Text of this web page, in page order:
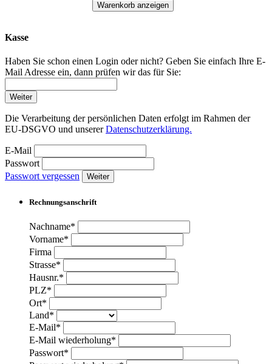
Warenkorb anzeigen
Kasse
Haben Sie schon einen Login oder nicht? Geben Sie einfach Ihre E-
Mail Adresse ein, dann prüfen wir das für Sie:
Weiter
Die Verarbeitung der persönlichen Daten erfolgt im Rahmen der
EU-DSGVO und unsererDatenschutzerklärung.
E-Mail
Passwort
Passwort vergessen
Weiter
Rechnungsanschrift
Nachname*
Vorname*
Firma
Strasse*
Hausnr.*
PLZ*
Ort*
Land*
E-Mail*
E-Mail wiederholung*
Passwort*